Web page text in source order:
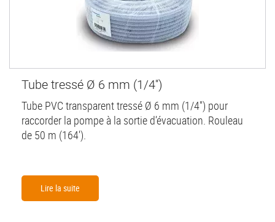
Tube tressé Ø 6 mm (1/4'')
Tube PVC transparent tressé Ø 6 mm (1/4'') pour
raccorder la pompe à la sortie d’évacuation. Rouleau
de 50 m (164').
Lire la suite